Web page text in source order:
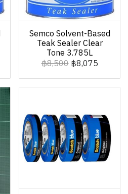
Semco Solvent-Based
Teak Sealer Clear
Tone 3.785L
฿8,500 ฿8,075